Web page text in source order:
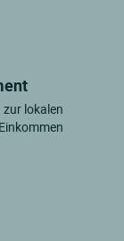
lokalen